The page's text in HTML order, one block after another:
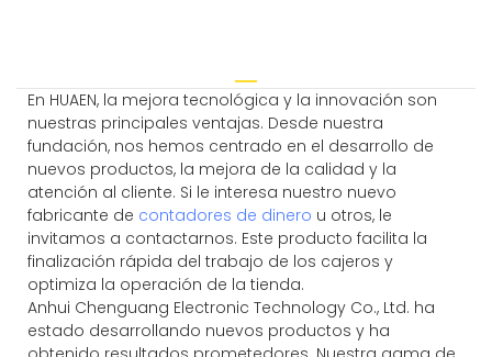
En HUAEN, la mejora tecnológica y la innovación son
nuestras principales ventajas. Desde nuestra
fundación, nos hemos centrado en el desarrollo de
nuevos productos, la mejora de la calidad y la
atención al cliente. Si le interesa nuestro nuevo
fabricante de contadores de dinero u otros, le
invitamos a contactarnos. Este producto facilita la
finalización rápida del trabajo de los cajeros y
optimiza la operación de la tienda.
Anhui Chenguang Electronic Technology Co., Ltd. ha
estado desarrollando nuevos productos y ha